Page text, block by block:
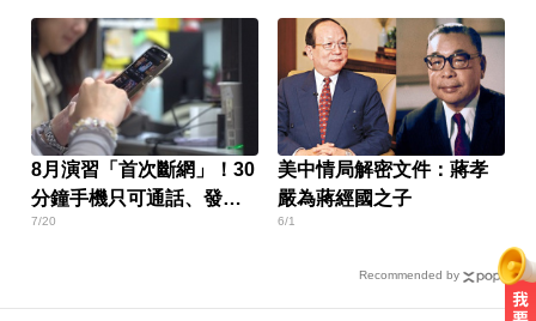
8月演習「首次斷網」！30
分鐘手機只可通話、發簡
訊
7/20
美中情局解密文件：蔣孝
嚴為蔣經國之子
6/1
Recommended by